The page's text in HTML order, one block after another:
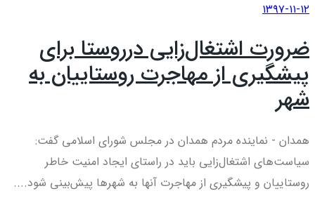
۱۳۹۷-۱۱-۱۲
ضرورت اشتغال‌زایی درروستا برای
پیشگیری از مهاجرت روستاییان به
شهر
همدان - نماینده مردم همدان در مجلس شورای اسلامی گفت:
سیاست‌های اشتغال‌زایی باید در راستای ایجاد امنیت خاطر
روستاییان و پیشگیری از مهاجرت آنها به شهرها پیش‌بینی شود....